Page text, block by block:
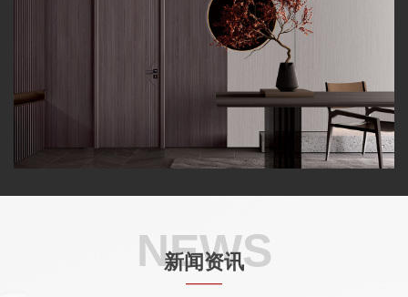
NEWS
新闻资讯
——